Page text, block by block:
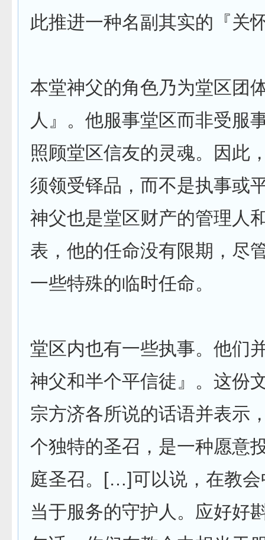
此推进一种名副其实的『关
本堂神父的角色乃为堂区团
人』。他服事堂区而非受服
照顾堂区信友的灵魂。因此
须领受铎品，而不是执事或
神父也是堂区财产的管理人
表，他的任命没有限期，尽
一些特殊的临时任命。
堂区内也有一些执事。他们
神父和半个平信徒』。这份
宗方济各所说的话语并表示
个独特的圣召，是一种愿意
庭圣召。[…]可以说，在教会
当于服务的守护人。应好好